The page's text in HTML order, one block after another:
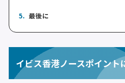
5. 最後に
イビス香港ノースポイント